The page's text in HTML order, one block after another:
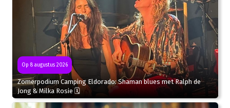
Op 8 augustus 2026
Zomerpodium Camping Eldorado: Shaman blues met Ralph de
Jong & Milka Rosie 🗓